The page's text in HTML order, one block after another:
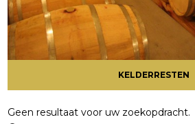
KELDERRESTEN
Geen resultaat voor uw zoekopdracht.